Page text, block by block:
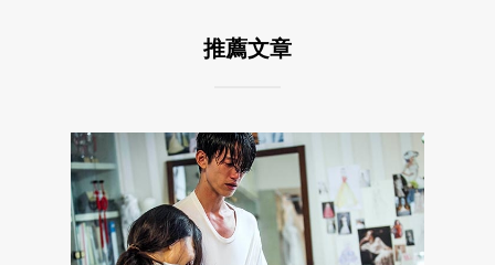
推薦文章